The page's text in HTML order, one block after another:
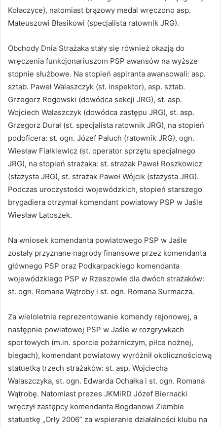
Kołaczyce), natomiast brązowy medal wręczono asp.
Mateuszowi Błasikowi (specjalista ratownik JRG).
Obchody Dnia Strażaka stały się również okazją do
wręczenia funkcjonariuszom PSP awansów na wyższe
stopnie służbowe. Na stopień aspiranta awansowali: asp.
sztab. Paweł Walaszczyk (st. inspektor), asp. sztab.
Grzegorz Rogowski (dowódca sekcji JRG), st. asp.
Wojciech Walaszczyk (dowódca zastępu JRG), st. asp.
Grzegorz Durał (st. specjalista ratownik JRG), na stopień
podoficera: st. ogn. Józef Paluch (ratownik JRG), ogn.
Wiesław Fiałkiewicz (st. operator sprzętu specjalnego
JRG), na stopień strażaka: st. strażak Paweł Roszkowicz
(stażysta JRG), st. strażak Paweł Wójcik (stażysta JRG).
Podczas uroczystości wojewódzkich, stopień starszego
brygadiera otrzymał komendant powiatowy PSP w Jaśle
Wiesław Latoszek.
Na wniosek komendanta powiatowego PSP w Jaśle
zostały przyznane nagrody finansowe przez komendanta
głównego PSP oraz Podkarpackiego komendanta
wojewódzkiego PSP w Rzeszowie dla dwóch strażaków:
st. ogn. Romana Wątroby i st. ogn. Romana Surmacza.
Za wieloletnie reprezentowanie komendy rejonowej, a
następnie powiatowej PSP w Jaśle w rozgrywkach
sportowych (m.in. sporcie pożarniczym, piłce nożnej,
biegach), komendant powiatowy wyróżnił okolicznościową
statuetką trzech strażaków: st. asp. Wojciecha
Walaszczyka, st. ogn. Edwarda Ochałka i st. ogn. Romana
Wątrobę. Natomiast prezes JKMiRD Józef Biernacki
wręczył zastępcy komendanta Bogdanowi Ziembie
statuetkę „Orły 2006” za wspieranie działalności klubu na